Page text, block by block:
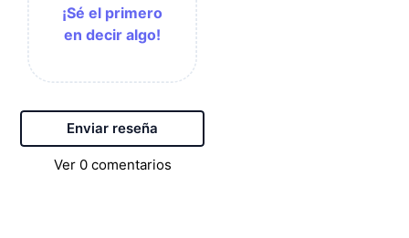
¡Sé el primero
en decir algo!
Enviar reseña
Ver 0comentarios